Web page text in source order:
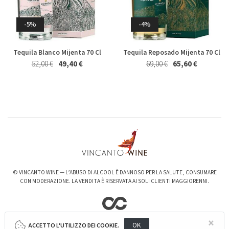
Riesling Herzu Ettore
Germano 2023
27,40 € 25,50 €
Rosso Piceno Superiore
Brecciarolo Velenosi 2022
Magnum 1,5 Lt
20,50 € 19,50 €
Valpolicella Ripasso Bertani
2021
kurni Oasi degli Angeli 2022
128,00 € 124,00 €
-5%
Tequila Blanco Mijenta 70 Cl
52,00 € 49,40 €
-4%
Tequila Reposado Mijenta 70 Cl
69,00 € 65,60 €
© VINCANTO WINE — L’ABUSO DI ALCOOL È DANNOSO PER LA SALUTE, CONSUMARE
CON MODERAZIONE. LA VENDITA È RISERVATA AI SOLI CLIENTI MAGGIORENNI.
ACCETTO L'UTILIZZO DEI COOKIE. OK ×
Whisky & Whiskey